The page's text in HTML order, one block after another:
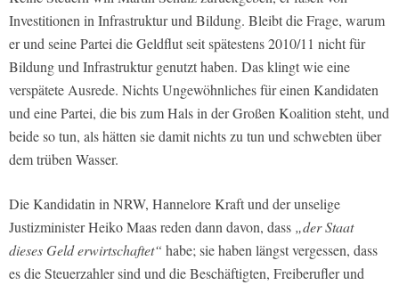
Investitionen in Infrastruktur und Bildung. Bleibt die Frage, warum
er und seine Partei die Geldflut seit spätestens 2010/11 nicht für
Bildung und Infrastruktur genutzt haben. Das klingt wie eine
verspätete Ausrede. Nichts Ungewöhnliches für einen Kandidaten
und eine Partei, die bis zum Hals in der Großen Koalition steht, und
beide so tun, als hätten sie damit nichts zu tun und schwebten über
dem trüben Wasser.
Die Kandidatin in NRW, Hannelore Kraft und der unselige
Justizminister Heiko Maas reden dann davon, dass „der Staat
dieses Geld erwirtschaftet“ habe; sie haben längst vergessen, dass
es die Steuerzahler sind und die Beschäftigten, Freiberufler und